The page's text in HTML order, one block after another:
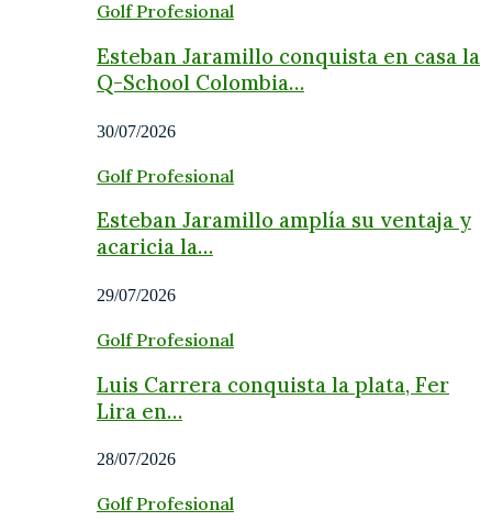
Golf Profesional
Esteban Jaramillo conquista en casa la
Q-School Colombia…
30/07/2026
Golf Profesional
Esteban Jaramillo amplía su ventaja y
acaricia la…
29/07/2026
Golf Profesional
Luis Carrera conquista la plata, Fer
Lira en…
28/07/2026
Golf Profesional